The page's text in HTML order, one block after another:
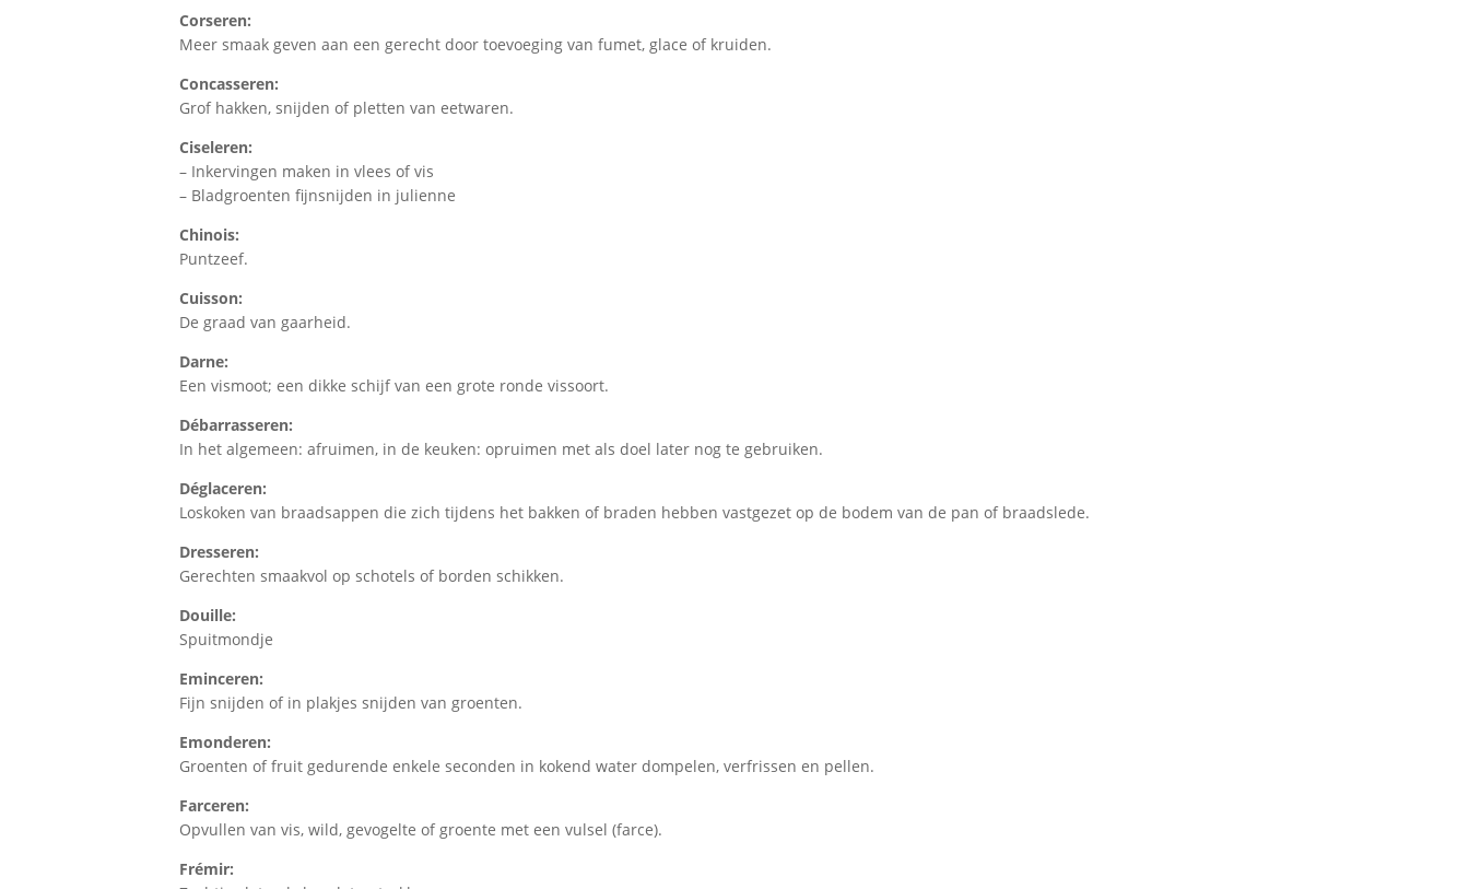
Corseren:
Meer smaak geven aan een gerecht door toevoeging van fumet, glace of kruiden.
Concasseren:
Grof hakken, snijden of pletten van eetwaren.
Ciseleren:
– Inkervingen maken in vlees of vis
– Bladgroenten fijnsnijden in julienne
Chinois:
Puntzeef.
Cuisson:
De graad van gaarheid.
Darne:
Een vismoot; een dikke schijf van een grote ronde vissoort.
Débarrasseren:
In het algemeen: afruimen, in de keuken: opruimen met als doel later nog te gebruiken.
Déglaceren:
Loskoken van braadsappen die zich tijdens het bakken of braden hebben vastgezet op de bodem van de pan of braadslede.
Dresseren:
Gerechten smaakvol op schotels of borden schikken.
Douille:
Spuitmondje
Eminceren:
Fijn snijden of in plakjes snijden van groenten.
Emonderen:
Groenten of fruit gedurende enkele seconden in kokend water dompelen, verfrissen en pellen.
Farceren:
Opvullen van vis, wild, gevogelte of groente met een vulsel (farce).
Frémir: